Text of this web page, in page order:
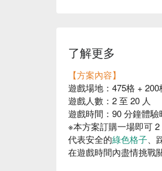
了解更多
【方案內容】
遊戲場地：475格 + 200
遊戲人數：2 至 20 人
遊戲時間：90 分鐘體
※本方案訂購一場即可 2
代表安全的綠色格子
在遊戲時間內盡情挑戰